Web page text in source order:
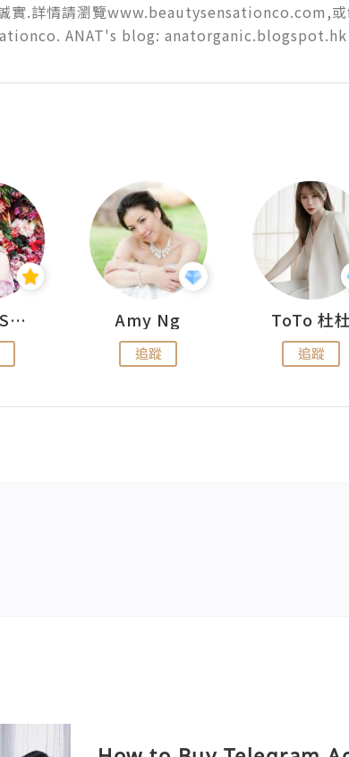
實.詳情請瀏覽www.beautysensationco.com,
ANAT's blog: anatorganic.blogspot.hk
BeautySearch Amy Ng
追蹤
ToTo 杜杜
追蹤